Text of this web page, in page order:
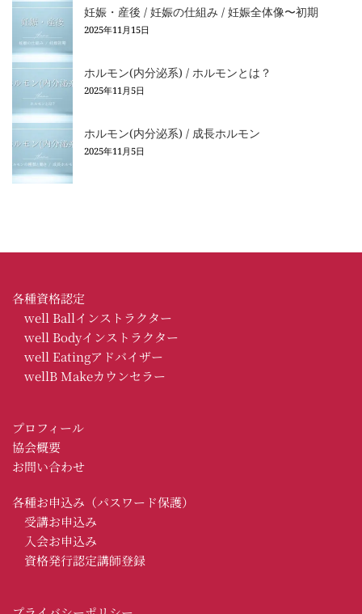
妊娠・産後 / 妊娠の仕組み / 妊娠全体像〜初期
2025年11月15日
ホルモン(内分泌系) / ホルモンとは？
2025年11月5日
ホルモン(内分泌系) / 成長ホルモン
2025年11月5日
各種資格認定
well Ballインストラクター
well Bodyインストラクター
well Eatingアドバイザー
wellB Makeカウンセラー
プロフィール
協会概要
お問い合わせ
各種お申込み（パスワード保護）
受講お申込み
入会お申込み
資格発行認定講師登録